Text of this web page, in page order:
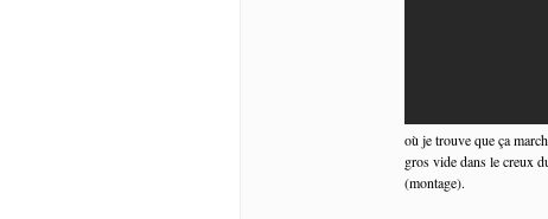
où je trouve que ça
gros vide dans le creux
(montage).